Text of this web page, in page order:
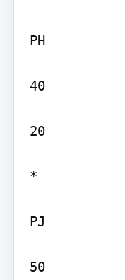
PH
40
20
*
PJ
50